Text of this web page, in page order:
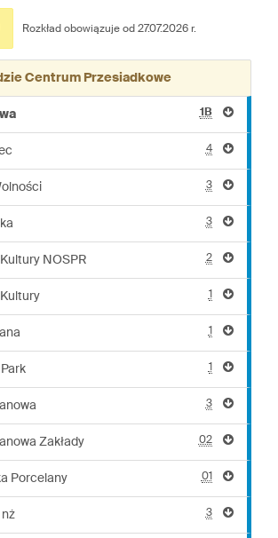
jazdy
linii:
930
Rozkład obowiązuje od 27.07.2026 r.
Centrum Przesiadkowe
1B
4
3
3
NOSPR 2
1
1
1
3
Zakłady 02
Porcelany 01
nż 3